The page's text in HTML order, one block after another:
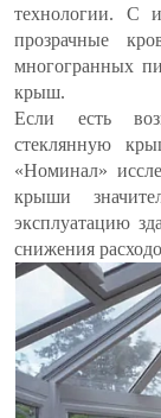
технологии. С
прозрачные
многогранных
крыш.
Если есть
стеклянную
«Номинал»
крыши
эксплуатацию
снижения